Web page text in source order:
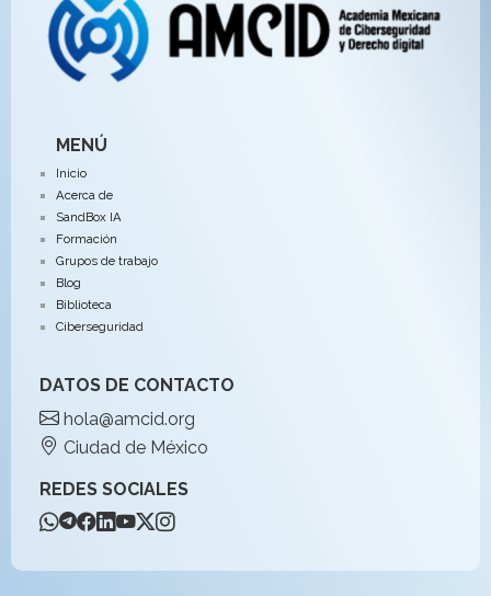
MENÚ
Inicio
Acerca de
SandBox IA
Formación
Grupos de trabajo
Blog
Biblioteca
Ciberseguridad
DATOS DE CONTACTO
hola@amcid.org
Ciudad de México
REDES SOCIALES